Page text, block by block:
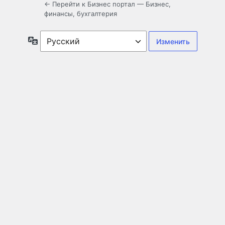
← Перейти к Бизнес портал — Бизнес,
финансы, бухгалтерия
Язык